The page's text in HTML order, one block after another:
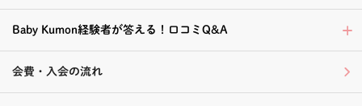
Baby Kumon経験者が答える！口コミQ&A
会費・入会の流れ